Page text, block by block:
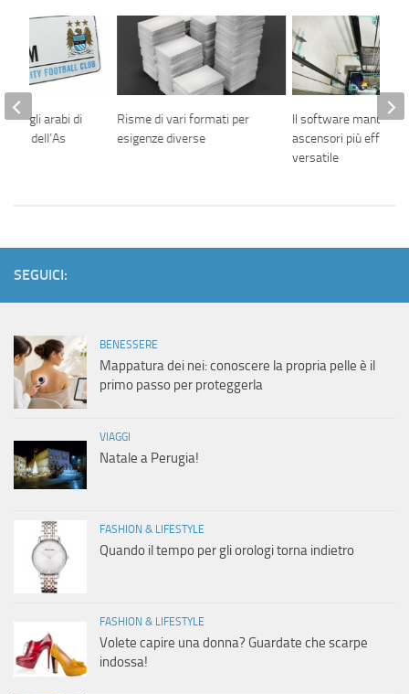
Risme di vari formati per
esigenze diverse
Il software
ascensori più
versatile
gli arabi di
dell’As
SEGUICI:
BENESSERE
Mappatura dei nei: conoscere la propria pelle è il
primo passo per proteggerla
VIAGGI
Natale a Perugia!
FASHION & LIFESTYLE
Quando il tempo per gli orologi torna indietro
FASHION & LIFESTYLE
Volete capire una donna? Guardate che scarpe
indossa!